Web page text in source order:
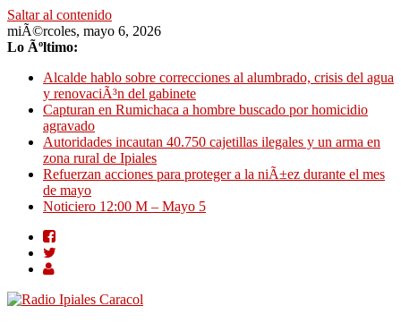
Saltar al contenido
miÃ©rcoles, mayo 6, 2026
Lo Ãºltimo:
Alcalde hablo sobre correcciones al alumbrado, crisis del agua
y renovaciÃ³n del gabinete
Capturan en Rumichaca a hombre buscado por homicidio
agravado
Autoridades incautan 40.750 cajetillas ilegales y un arma en
zona rural de Ipiales
Refuerzan acciones para proteger a la niÃ±ez durante el mes
de mayo
Noticiero 12:00 M – Mayo 5